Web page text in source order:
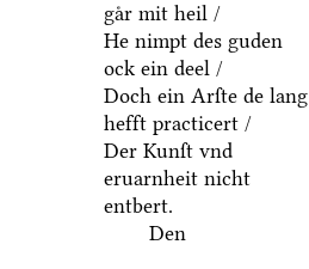
gaͤr mit heil /
He nimpt des guden
ock ein deel /
Doch ein Arſte de lang
hefft practicert /
Der Kunſt vnd
eruarnheit nicht
entbert.
Den